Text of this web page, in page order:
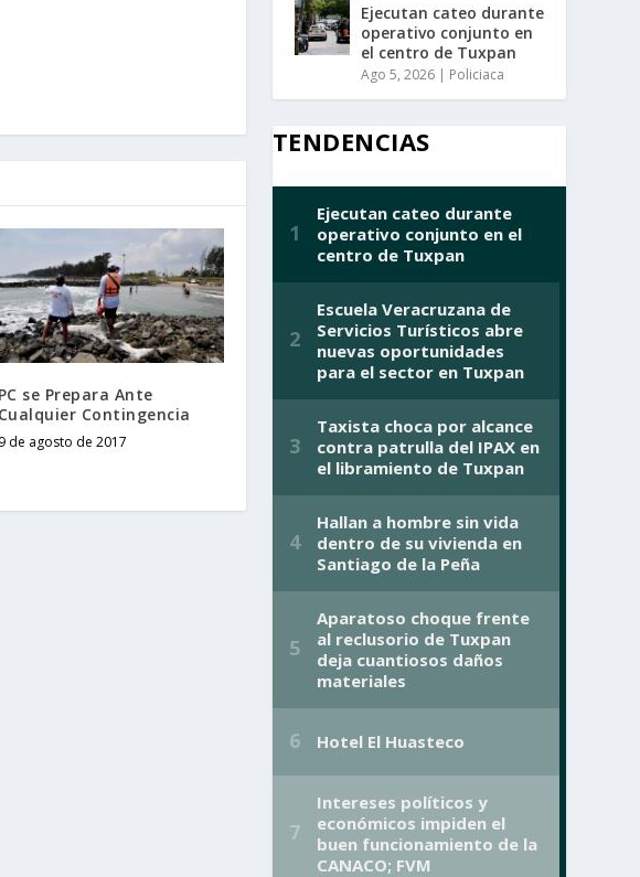
PC se Prepara Ante
Cualquier Contingencia
9 de agosto de 2017
Ejecutan cateo durante
operativo conjunto en
el centro de Tuxpan
Ago 5, 2026| Policiaca
TENDENCIAS